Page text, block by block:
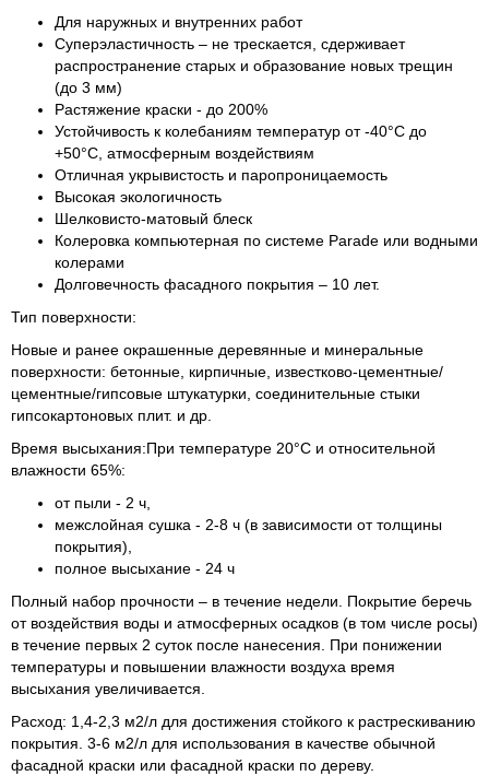
Для наружных и внутренних работ
Суперэластичность – не трескается, сдерживает
распространение старых и образование новых трещин
(до 3 мм)
Растяжение краски - до 200%
Устойчивость к колебаниям температур от -40°С до
+50°С, атмосферным воздействиям
Отличная укрывистость и паропроницаемость
Высокая экологичность
Шелковисто-матовый блеск
Колеровка компьютерная по системе Parade или водными
колерами
Долговечность фасадного покрытия – 10 лет.
Тип поверхности:
Новые и ранее окрашенные деревянные и минеральные
поверхности: бетонные, кирпичные, известково-цементные/
цементные/гипсовые штукатурки, соединительные стыки
гипсокартоновых плит. и др.
Время высыхания:При температуре 20°C и относительной
влажности 65%:
от пыли - 2 ч,
межслойная сушка - 2-8 ч (в зависимости от толщины
покрытия),
полное высыхание - 24 ч
Полный набор прочности – в течение недели. Покрытие беречь
от воздействия воды и атмосферных осадков (в том числе росы)
в течение первых 2 суток после нанесения. При понижении
температуры и повышении влажности воздуха время
высыхания увеличивается.
Расход: 1,4-2,3 м2/л для достижения стойкого к растрескиванию
покрытия. 3-6 м2/л для использования в качестве обычной
фасадной краски или фасадной краски по дереву.